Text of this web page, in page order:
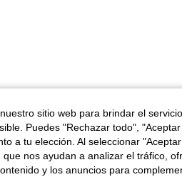
sitio web para brindar el
Puedes "Rechazar todo",
a tu elección. Al seleccionar "Aceptar
nos ayudan a analizar el tráfico,
y los anuncios para